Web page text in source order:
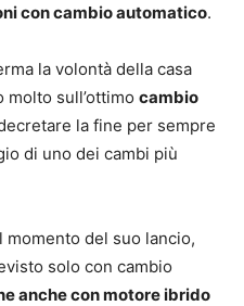
con cambio automatico.
la volontà della casa
sull’ottimo cambio
la fine per sempre
di uno dei cambi più
momento del suo lancio,
solo con cambio
anche con motore ibrido